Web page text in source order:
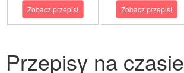
Zobacz przepis! Zobacz przepis!
Przepisy na czasie